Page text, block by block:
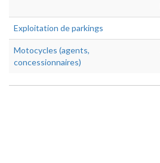
Exploitation de parkings
Motocycles (agents,
concessionnaires)